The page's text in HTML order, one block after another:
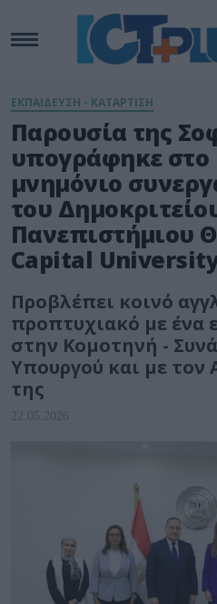
ΕΚΠΑΙΔΕΥΣΗ - ΚΑΤΑΡΤΙΣΗ
Παρουσία της
υπογράφηκε στο
μνημόνιο
του
Πανεπιστήμιου
Capital
Προβλέπει κοινό
προπτυχιακό με ένα
στην Κομοτηνή -
Υπουργού και με τον
της
22.05.2026